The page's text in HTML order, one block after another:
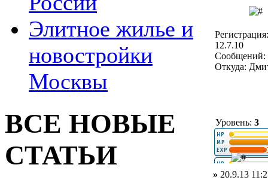
Элитное жилье и
новостройки
Москвы
ВСЕ НОВЫЕ
СТАТЬИ
Регистрация:
12.7.10
Сообщений:
Откуда:
Уровень: 3
» 20.9.13